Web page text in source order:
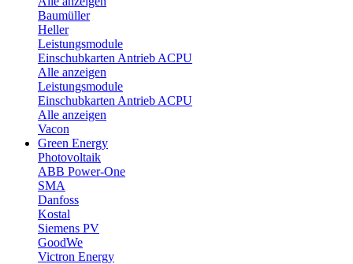
Baumüller
Heller
Leistungsmodule
Einschubkarten Antrieb ACPU
Alle anzeigen
Leistungsmodule
Einschubkarten Antrieb ACPU
Alle anzeigen
Vacon
Green Energy
Photovoltaik
ABB Power-One
SMA
Danfoss
Kostal
Siemens PV
GoodWe
Victron Energy